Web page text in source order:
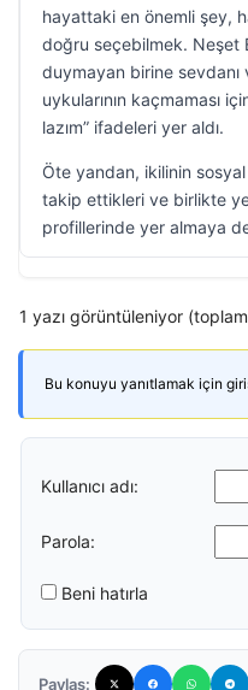
hayattaki en önemli şey,
doğru seçebilmek. Neşet
duymayan birine sevdanı
uykularının kaçmaması
lazım” ifadeleri yer aldı.
Öte yandan, ikilinin
takip ettikleri ve birlikte
profillerinde yer almaya
1 yazı görüntüleniyor
Bu konuyu yanıtlamak için
Kullanıcı adı:
Parola:
Beni hatırla
Paylaş: